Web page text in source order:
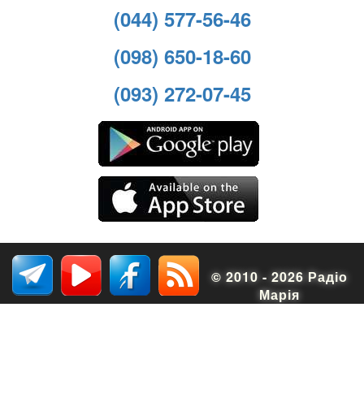
(044) 577-56-46
(098) 650-18-60
(093) 272-07-45
© 2010 - 2026 Радіо
Марія